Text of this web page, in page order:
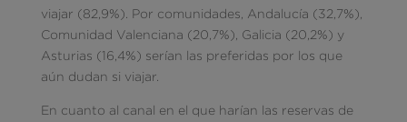
viajar (82,9%). Por comunidades, Andalucía (32,7%),
Comunidad Valenciana (20,7%), Galicia (20,2%) y
Asturias (16,4%) serían las preferidas por los que
aún dudan si viajar.
En cuanto al canal en el que harían las reservas de